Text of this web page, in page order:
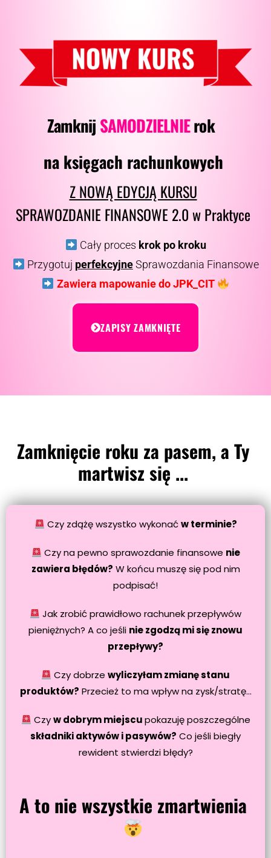
Zamknij SAMODZIELNIErok
na księgach rachunkowych
Z NOWĄ EDYCJĄ KURSU
SPRAWOZDANIE FINANSOWE 2.0 w Praktyce
Cały proces krok po kroku
Przygotuj perfekcyjneSprawozdania Finansowe
Zawiera mapowanie do JPK_CIT
ZAPISY ZAMKNIĘTE
Zamknięcie roku za pasem, a Ty
martwisz się ...
Czy zdążę wszystko wykonaćw terminie?
Czy na pewno sprawozdanie finansowe nie
zawiera błędów? W końcu muszę się pod nim
podpisać!
Jak zrobić prawidłowo rachunek przepływów
pieniężnych? A co jeśli nie zgodzą mi się znowu
przepływy?
Czy dobrzewyliczyłam zmianę stanu
produktów? Przecież to ma wpływ na zysk/stratę...
Czyw dobrym miejscupokazuję poszczególne
składniki aktywów i pasywów? Co jeśli biegły
rewident stwierdzi błędy?
A to nie wszystkie zmartwienia